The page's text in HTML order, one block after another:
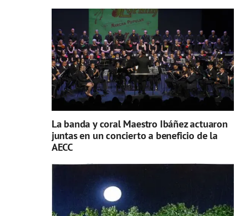
La banda y coral Maestro Ibáñez actuaron
juntas en un concierto a beneficio de la
AECC